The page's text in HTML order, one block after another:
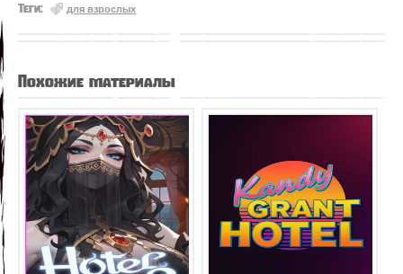
Теги: для взрослых
Похожие материалы